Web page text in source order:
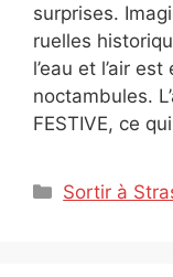
surprises.
ruelles
l’eau et l’air
noctambules.
FESTIVE, ce
Catégories
Sortir à